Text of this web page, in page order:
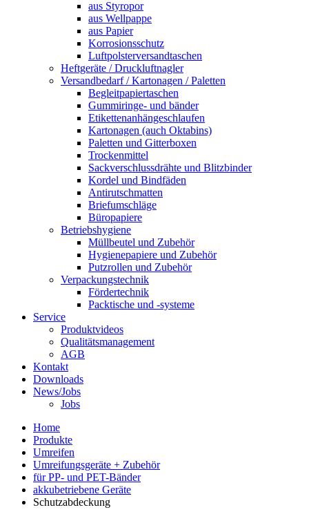
aus Styropor
aus Wellpappe
aus Papier
Korrosionsschutz
Luftpolsterversandtaschen
Heftgeräte / Druckluftnagler
Versandbedarf / Kartonagen / Paletten
Begleitpapiertaschen
Gummiringe- und bänder
Etikettenanhängeschlaufen
Kartonagen (auch Oktabins)
Paletten und Gitterboxen
Trockenmittel
Sackverschlussdrähte und Blitzbinder
Kordel und Bindfäden
Antirutschmatten
Briefumschläge
Büropapiere
Betriebshygiene
Müllbeutel und Zubehör
Hygienepapiere und Zubehör
Putzrollen und Zubehör
Verpackungstechnik
Fördertechnik
Packtische und -systeme
Service
Produktvideos
Qualitätsmanagement
AGB
Kontakt
Downloads
News/Jobs
Jobs
Home
Produkte
Umreifen
Umreifungsgeräte + Zubehör
für PP- und PET-Bänder
akkubetriebene Geräte
Schutzabdeckung